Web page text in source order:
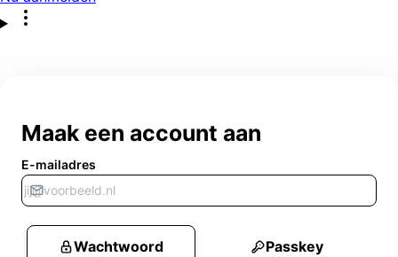
Maak een account aan
E-mailadres
Wachtwoord Passkey